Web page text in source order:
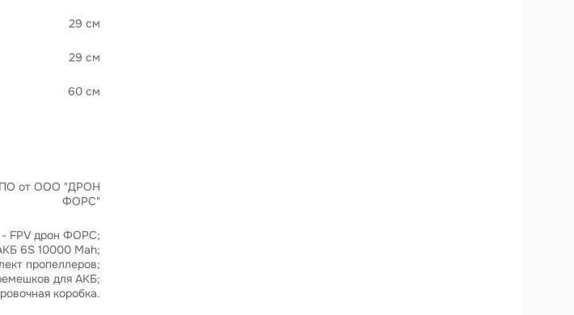
29 см
29 см
60 см
ПО от ООО "ДРОН
ФОРС"
- FPV дрон ФОРС;
6S 10000 Mah;
пропеллеров;
для АКБ;
коробка.